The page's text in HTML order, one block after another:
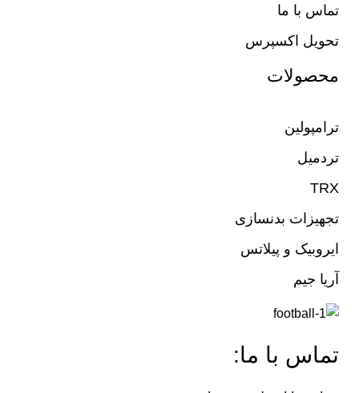
تماس با ما
تحویل اکسپرس
محصولات
ترامپولین
تردمیل
TRX
تجهیزات بدنسازی
ایروبیک و پیلاتس
آریا جیم
تماس با ما: